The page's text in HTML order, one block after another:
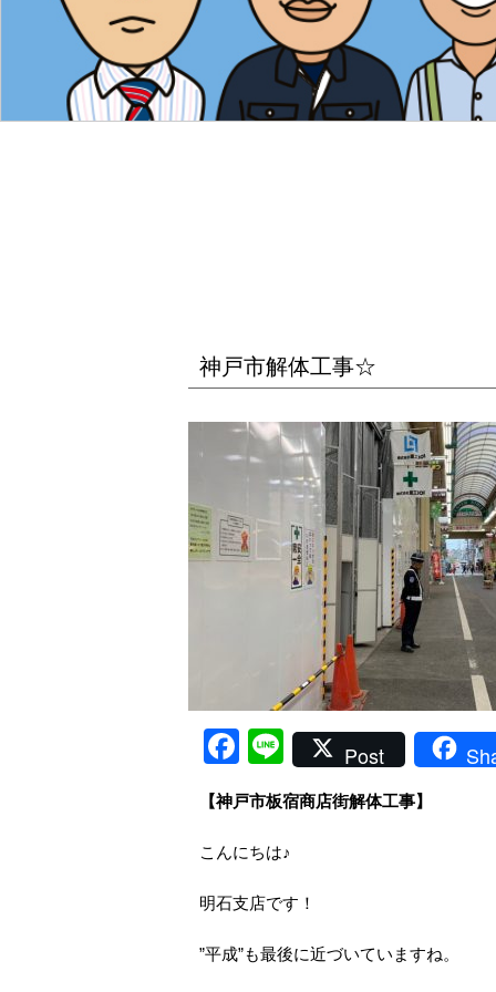
神戸市解体工事☆
Facebook
LinePost
【神戸市板宿商店街解体工事】
こんにちは♪
明石支店です！
”平成”も最後に近づいていますね。